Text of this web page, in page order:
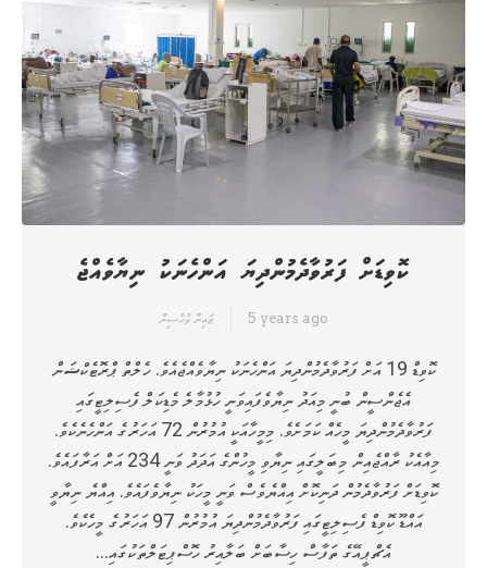
ކޮވިޑަށް ފަރުވާދެމުންދިޔަ އަންހެނަކު ނިޔާވެއްޖެ
ޒައިނާ މުހުސިން 5 years ago
ކޮވިޑް 19 އަށް ފަރުވާދެމުންދިޔަ އަންހެނަކު ނިޔާވެއްޖެއެވެ. ހެލްތް ޕްރޮޓެކްޝަން
އެޖެންސީން ބުނީ މިއަދު ނިޔާވެފައިވަނީ ހުޅުމާލެ މެޑިކަލް ފެސިލިޓީގައި
ފަރުވާދެމުންދިޔަ މީހެއް ކަމަށެވެ. މިމީހާއަކީ އުމުރުން 72 އަހަރުގެ އަންހެނެކެވެ.
މިއާއެކު ރާއްޖެއިން މިބަލީގައި ނިޔާވި މީހުންގެ އަދަދު ވަނީ 234 އަށް އަރާފައެވެ.
ކޮވިޑަށް ފަރުވާދެމުން ދަނިކޮށް އިއްޔެވެސް ވަނީ މީހަކު ނިޔާވެފައެވެ. އިއްޔެ ނިޔާވީ
އައްޑޫ ކޮވިޑް ފެސިލިޓީގައި ފަރުވާދެމުންދިޔަ އުމުރުން 97 އަހަރުގެ މީހެކެވެ.
އެޗްޕީއޭގެ ތަފާސް ހިސާބަށް ބަލާއިރު ހޮސްޕިޓަލްތަކުގައި…